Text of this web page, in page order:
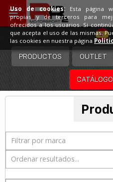
PRODUCTOS OUTLET
CATÁLOGO
Filtrar por marca
Ordenar resultados...
Uso de cookies:Esta página
propias y de terceros para
ofrecidos a los usuarios. Si
que acepta el uso de las mismas.
las cookies en nuestra página